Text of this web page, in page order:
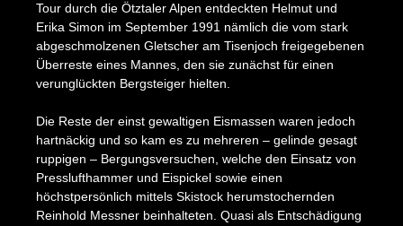
Tour durch die Ötztaler Alpen entdeckten Helmut und
Erika Simon im September 1991 nämlich die vom stark
abgeschmolzenen Gletscher am Tisenjoch freigegebenen
Überreste eines Mannes, den sie zunächst für einen
verunglückten Bergsteiger hielten.
Die Reste der einst gewaltigen Eismassen waren jedoch
hartnäckig und so kam es zu mehreren – gelinde gesagt
ruppigen – Bergungsversuchen, welche den Einsatz von
Presslufthammer und Eispickel sowie einen
höchstpersönlich mittels Skistock herumstochernden
Reinhold Messner beinhalteten. Quasi als Entschädigung